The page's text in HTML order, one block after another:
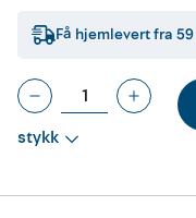
Få hjemlevert fra 59
stykk